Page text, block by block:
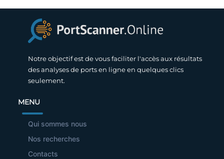
Notre objectif est de vous faciliter l'accès aux résultats
des analyses de ports en ligne en quelques clics
seulement.
MENU
Qui sommes nous
Nos recherches
Contacts